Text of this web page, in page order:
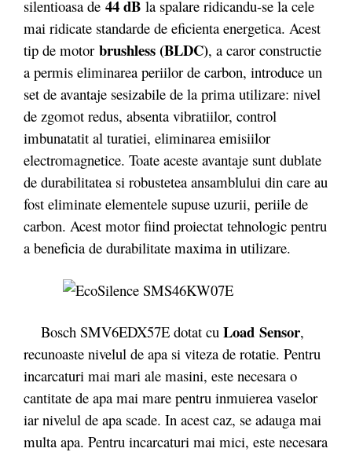
silentioasa de 44 dB la spalare ridicandu-se la cele
mai ridicate standarde de eficienta energetica. Acest
tip de motor brushless (BLDC), a caror constructie
a permis eliminarea periilor de carbon, introduce un
set de avantaje sesizabile de la prima utilizare: nivel
de zgomot redus, absenta vibratiilor, control
imbunatatit al turatiei, eliminarea emisiilor
electromagnetice. Toate aceste avantaje sunt dublate
de durabilitatea si robustetea ansamblului din care au
fost eliminate elementele supuse uzurii, periile de
carbon. Acest motor fiind proiectat tehnologic pentru
a beneficia de durabilitate maxima in utilizare.
Bosch SMV6EDX57E dotat cu Load Sensor,
recunoaste nivelul de apa si viteza de rotatie. Pentru
incarcaturi mai mari ale masini, este necesara o
cantitate de apa mai mare pentru inmuierea vaselor
iar nivelul de apa scade. In acest caz, se adauga mai
multa apa. Pentru incarcaturi mai mici, este necesara